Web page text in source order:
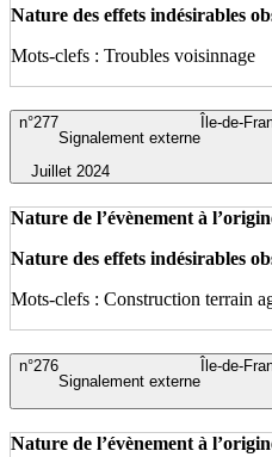
Nature des effets indésirables
Mots-clefs : Troubles voisinnage
Juillet 2024
Île-de-
Signalement externe
n°277
Nature de l’évènement à
Nature des effets indésirables
Mots-clefs : Construction terrain
Île-de-
Signalement externe
n°276
Nature de l’évènement à